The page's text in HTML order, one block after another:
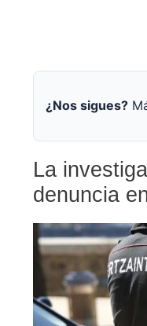
¿Nos sigues?
La
denuncia